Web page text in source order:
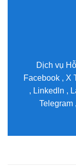
Dịch vụ
Facebook , X
, Linkedln ,
Telegram